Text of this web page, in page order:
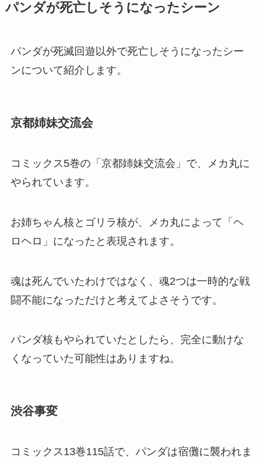
パンダが死亡しそうになったシーン
パンダが死滅回遊以外で死亡しそうになったシー
ンについて紹介します。
京都姉妹交流会
コミックス5巻の「京都姉妹交流会」で、メカ丸に
やられています。
お姉ちゃん核とゴリラ核が、メカ丸によって「ヘ
ロヘロ」になったと表現されます。
魂は死んでいたわけではなく、魂2つは一時的な戦
闘不能になっただけと考えてよさそうです。
パンダ核もやられていたとしたら、完全に動けな
くなっていた可能性はありますね。
渋谷事変
コミックス13巻115話で、パンダは宿儺に襲われま